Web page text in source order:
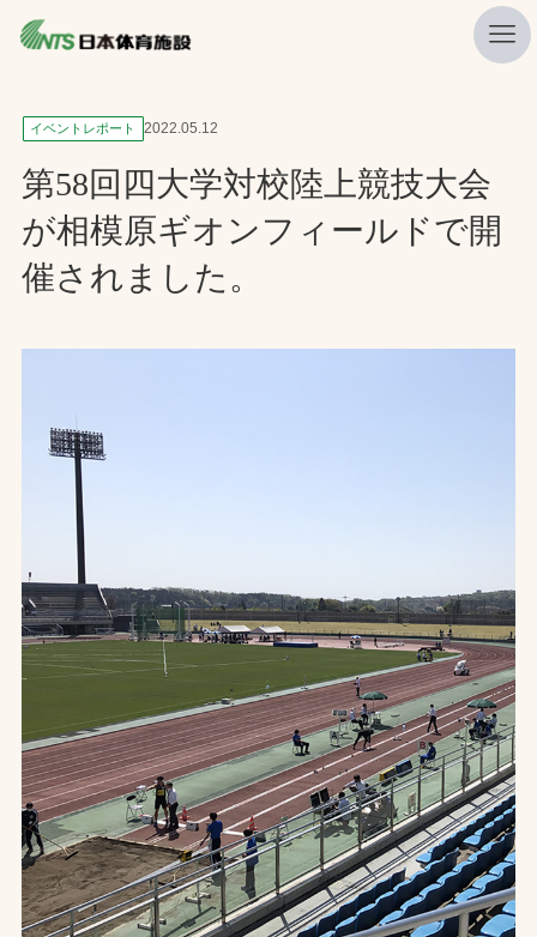
私たちの強み
ニュース
プレスリリース
レポート
採用情報
お取引先の皆様へ
プライバシーポリシー
ソーシャルメディアポリシー
イベントレポート 2022.05.12
第58回四大学対校陸上競技大会
が相模原ギオンフィールドで開
催されました。